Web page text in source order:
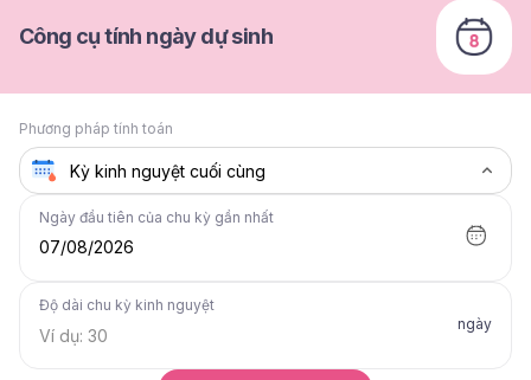
Công cụ tính ngày dự sinh
Phương pháp tính toán
Ngày đầu tiên của chu kỳ gần nhất
07/08/2026
Độ dài chu kỳ kinh nguyệt
ngày